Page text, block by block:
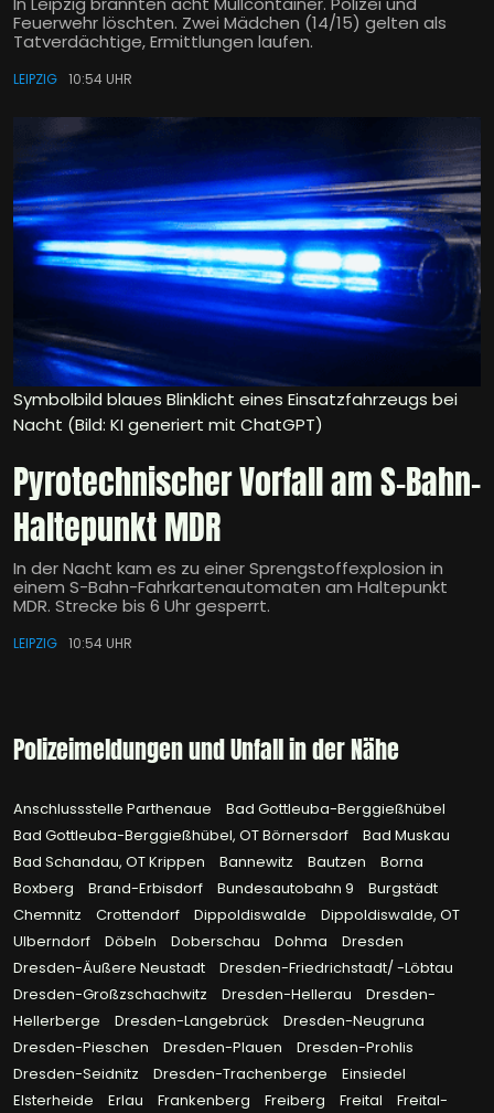
Feuerwehr löschten. Zwei Mädchen (14/15) gelten als
Tatverdächtige, Ermittlungen laufen.
LEIPZIG 10:54 UHR
Symbolbild blaues Blinklicht eines Einsatzfahrzeugs bei
Nacht (Bild: KI generiert mit ChatGPT)
Pyrotechnischer Vorfall am S-Bahn-
Haltepunkt MDR
In der Nacht kam es zu einer Sprengstoffexplosion in
einem S-Bahn-Fahrkartenautomaten am Haltepunkt
MDR. Strecke bis 6 Uhr gesperrt.
LEIPZIG 10:54 UHR
Polizeimeldungen und Unfall in der Nähe
Anschlussstelle Parthenaue
Bad Gottleuba-Berggießhübel
Bad Gottleuba-Berggießhübel, OT Börnersdorf
Bad Muskau
Bad Schandau, OT Krippen
Bannewitz Bautzen
Borna
Boxberg
Brand-Erbisdorf Bundesautobahn 9
Burgstädt
Chemnitz
Crottendorf Dippoldiswalde
Dippoldiswalde, OT
Ulberndorf
Döbeln Doberschau Dohma
Dresden
Dresden-Äußere Neustadt
Dresden-Friedrichstadt/ -Löbtau
Dresden-Großzschachwitz
Dresden-Hellerau
Dresden-
Hellerberge
Dresden-Langebrück
Dresden-Neugruna
Dresden-Pieschen
Dresden-Plauen
Dresden-Prohlis
Dresden-Seidnitz
Dresden-Trachenberge
Einsiedel
Elsterheide
Erlau Frankenberg Freiberg Freital
Freital-